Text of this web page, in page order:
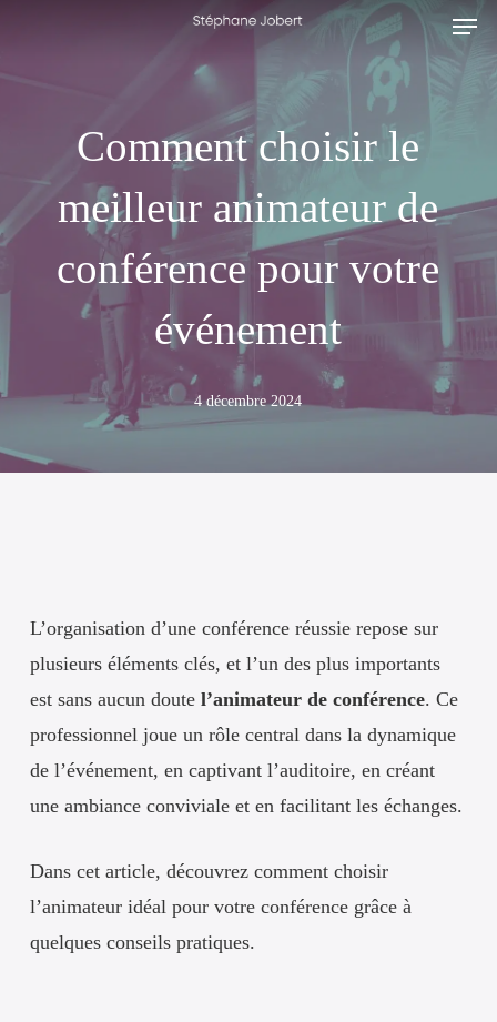
Menu
Comment choisir le
meilleur animateur de
conférence pour votre
événement
4 décembre 2024
L’organisation d’une conférence réussie repose sur
plusieurs éléments clés, et l’un des plus importants
est sans aucun doute l’animateur de conférence. Ce
professionnel joue un rôle central dans la dynamique
de l’événement, en captivant l’auditoire, en créant
une ambiance conviviale et en facilitant les échanges.
Dans cet article, découvrez comment choisir
l’animateur idéal pour votre conférence grâce à
quelques conseils pratiques.